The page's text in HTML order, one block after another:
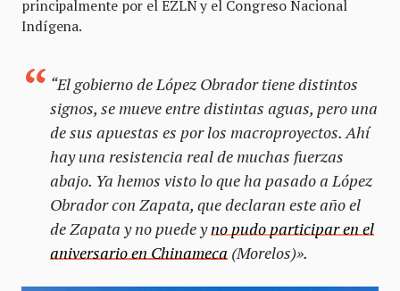
principalmente por el EZLN y el Congreso Nacional
Indígena.
“El gobierno de López Obrador tiene distintos
signos, se mueve entre distintas aguas, pero una
de sus apuestas es por los macroproyectos. Ahí
hay una resistencia real de muchas fuerzas
abajo. Ya hemos visto lo que ha pasado a López
Obrador con Zapata, que declaran este año el
de Zapata y no puede yno pudo participar en el
aniversario en Chinameca (Morelos)».